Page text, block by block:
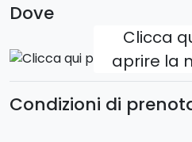
Dove
Clicca
aprire la
Condizioni di